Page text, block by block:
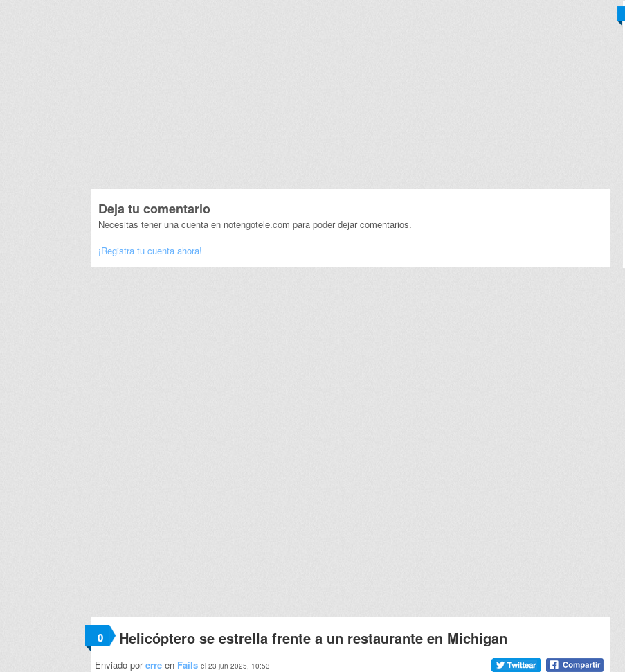
Deja tu comentario
Necesitas tener una cuenta en notengotele.com para poder dejar comentarios.
¡Registra tu cuenta ahora!
0 Helicóptero se estrella frente a un restaurante en Michigan
Enviado porerre en Fails el 23 jun 2025, 10:53